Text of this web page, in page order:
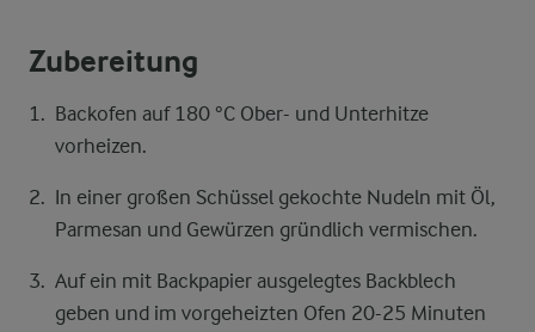
Zubereitung
Backofen auf 180 °C Ober- und Unterhitze
vorheizen.
In einer großen Schüssel gekochte Nudeln mit Öl,
Parmesan und Gewürzen gründlich vermischen.
Auf ein mit Backpapier ausgelegtes Backblech
geben und im vorgeheizten Ofen 20-25 Minuten